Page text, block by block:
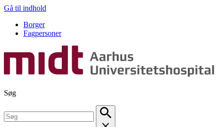
Gå til indhold
Borger
Fagpersoner
Søg